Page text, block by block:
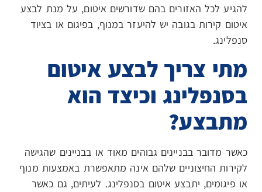
להגיע לכל האזורים בהם שדורשים איטום, על מנת לבצע
איטום קירות בגובה יש להיעזר במנוף, בפיגום או בציוד
סנפלינג.
מתי צריך לבצע איטום
בסנפלינג וכיצד הוא
מתבצע?
כאשר מדובר בבניינים גבוהים מאוד או בבניינים שהגישה
לקירות החיצוניים שלהם אינה מתאפשרת באמצעות מנוף
או פיגומים, יתבצע איטום בסנפלינג. לעיתים, גם כאשר